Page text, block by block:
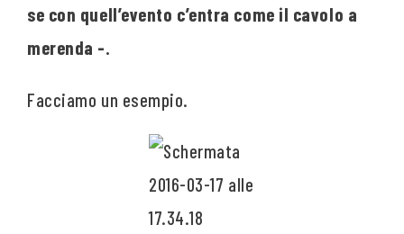
se con quell’evento c’entra come il cavolo a
merenda -.
Facciamo un esempio.